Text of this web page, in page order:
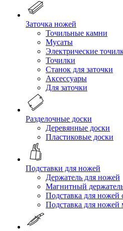
Заточка ножей
Точильные камни
Мусаты
Электрические
Точилки
Станок для заточки
Аксессуары
Для заточки
Разделочные доски
Деревянные доски
Пластиковые доски
Подставки для ножей
Держатель для ножей
Магнитный
Подставка для ножей
Подставка для ножей